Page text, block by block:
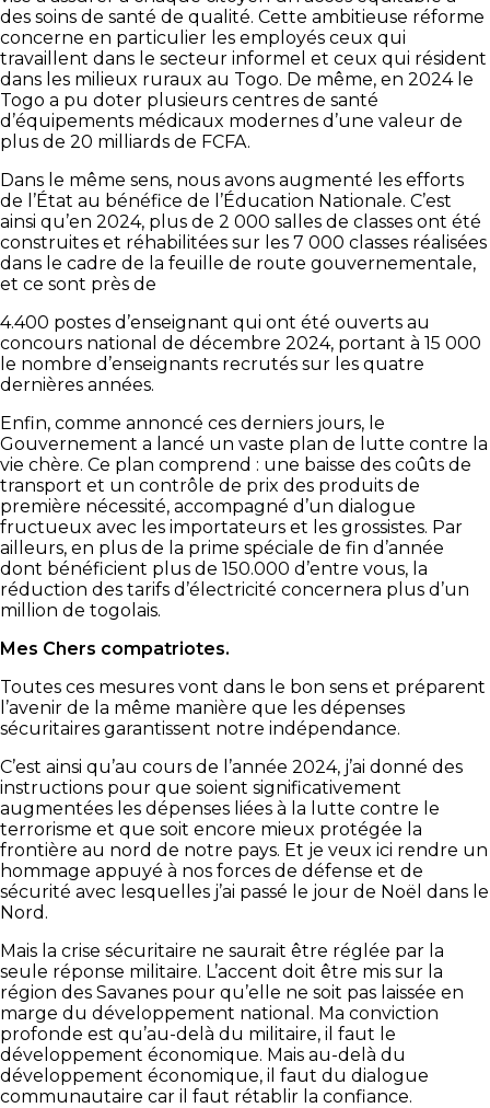
des soins de santé de qualité. Cette ambitieuse réforme
concerne en particulier les employés ceux qui
travaillent dans le secteur informel et ceux qui résident
dans les milieux ruraux au Togo. De même, en 2024 le
Togo a pu doter plusieurs centres de santé
d’équipements médicaux modernes d’une valeur de
plus de 20 milliards de FCFA.
Dans le même sens, nous avons augmenté les efforts
de l’État au bénéfice de l’Éducation Nationale. C’est
ainsi qu’en 2024, plus de 2 000 salles de classes ont été
construites et réhabilitées sur les 7 000 classes réalisées
dans le cadre de la feuille de route gouvernementale,
et ce sont près de
4.400 postes d’enseignant qui ont été ouverts au
concours national de décembre 2024, portant à 15 000
le nombre d’enseignants recrutés sur les quatre
dernières années.
Enfin, comme annoncé ces derniers jours, le
Gouvernement a lancé un vaste plan de lutte contre la
vie chère. Ce plan comprend : une baisse des coûts de
transport et un contrôle de prix des produits de
première nécessité, accompagné d’un dialogue
fructueux avec les importateurs et les grossistes. Par
ailleurs, en plus de la prime spéciale de fin d’année
dont bénéficient plus de 150.000 d’entre vous, la
réduction des tarifs d’électricité concernera plus d’un
million de togolais.
Mes Chers compatriotes.
Toutes ces mesures vont dans le bon sens et préparent
l’avenir de la même manière que les dépenses
sécuritaires garantissent notre indépendance.
C’est ainsi qu’au cours de l’année 2024, j’ai donné des
instructions pour que soient significativement
augmentées les dépenses liées à la lutte contre le
terrorisme et que soit encore mieux protégée la
frontière au nord de notre pays. Et je veux ici rendre un
hommage appuyé à nos forces de défense et de
sécurité avec lesquelles j’ai passé le jour de Noël dans le
Nord.
Mais la crise sécuritaire ne saurait être réglée par la
seule réponse militaire. L’accent doit être mis sur la
région des Savanes pour qu’elle ne soit pas laissée en
marge du développement national. Ma conviction
profonde est qu’au-delà du militaire, il faut le
développement économique. Mais au-delà du
développement économique, il faut du dialogue
communautaire car il faut rétablir la confiance.